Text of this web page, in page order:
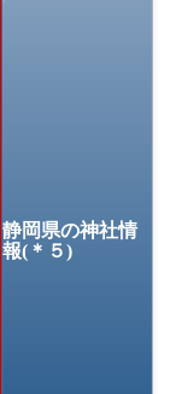
静岡県の神社情
報(＊５)